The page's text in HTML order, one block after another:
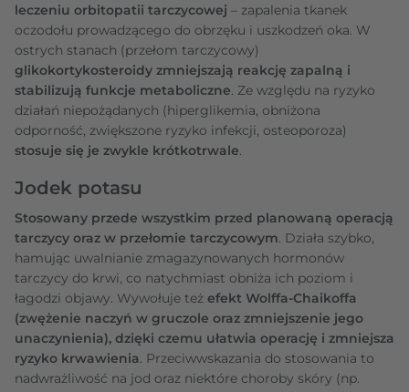
leczeniu orbitopatii tarczycowej – zapalenia tkanek
oczodołu prowadzącego do obrzęku i uszkodzeń oka. W
ostrych stanach (przełom tarczycowy)
glikokortykosteroidy zmniejszają reakcję zapalną i
stabilizują funkcje metaboliczne. Ze względu na ryzyko
działań niepożądanych (hiperglikemia, obniżona
odporność, zwiększone ryzyko infekcji, osteoporoza)
stosuje się je zwykle krótkotrwale.
Jodek potasu
Stosowany przede wszystkim przed planowaną operacją
tarczycy oraz w przełomie tarczycowym. Działa szybko,
hamując uwalnianie zmagazynowanych hormonów
tarczycy do krwi, co natychmiast obniża ich poziom i
łagodzi objawy. Wywołuje też efekt Wolffa-Chaikoffa
(zwężenie naczyń w gruczole oraz zmniejszenie jego
unaczynienia), dzięki czemu ułatwia operację i zmniejsza
ryzyko krwawienia. Przeciwwskazania do stosowania to
nadwrażliwość na jod oraz niektóre choroby skóry (np.